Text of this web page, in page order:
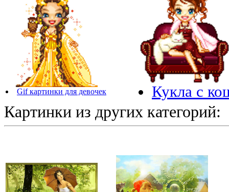
Gif картинки для девочек Кукла с
Картинки из других категорий: